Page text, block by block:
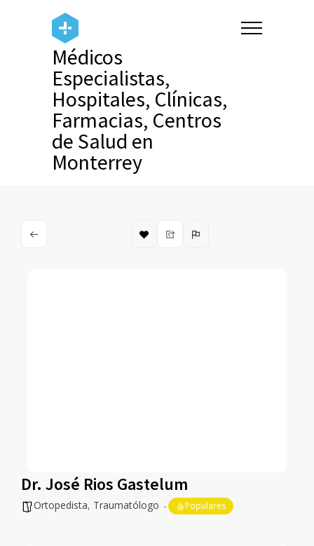
Médicos
Especialistas,
Hospitales, Clínicas,
Farmacias, Centros
de Salud en
Monterrey
Dr. José Rios Gastelum
Ortopedista, Traumatólogo Populares